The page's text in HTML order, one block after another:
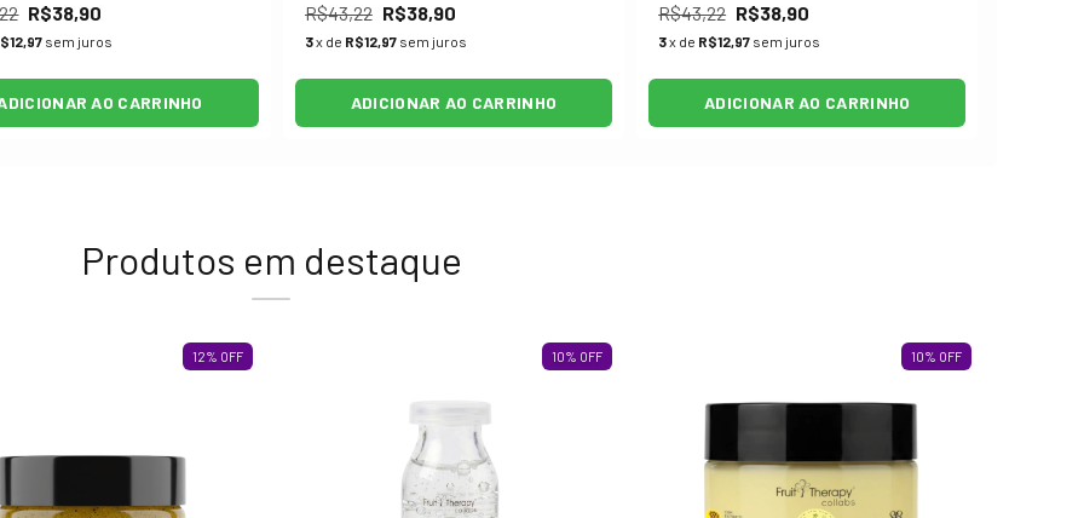
R$38,90
sem juros
AO CARRINHO
R$43,22 R$38,90
3x de R$12,97 sem juros
ADICIONAR AO CARRINHO
R$43,22 R$38,90
3x de R$12,97 sem juros
ADICIONAR AO CARRINHO
Produtos em destaque
12% OFF 10% OFF 10% OFF